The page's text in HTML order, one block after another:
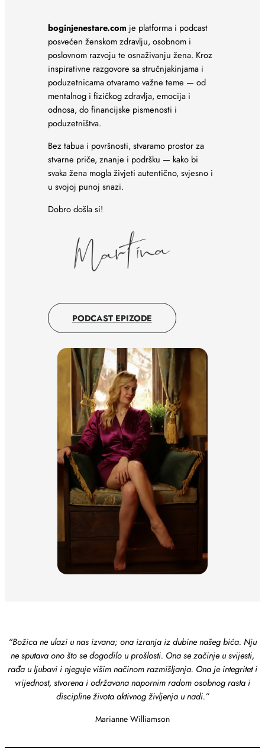
boginjenestare.com je platforma i podcast
posvećen ženskom zdravlju, osobnom i
poslovnom razvoju te osnaživanju žena. Kroz
inspirativne razgovore sa stručnjakinjama i
poduzetnicama otvaramo važne teme — od
mentalnog i fizičkog zdravlja, emocija i
odnosa, do financijske pismenosti i
poduzetništva.
Bez tabua i površnosti, stvaramo prostor za
stvarne priče, znanje i podršku — kako bi
svaka žena mogla živjeti autentično, svjesno i
u svojoj punoj snazi.
Dobro došla si!
PODCAST EPIZODE
“Božica ne ulazi u nas izvana; ona izranja iz dubine našeg bića. Nju
ne sputava ono što se dogodilo u prošlosti. Ona se začinje u svijesti,
rađa u ljubavi i njeguje višim načinom razmišljanja. Ona je integritet i
vrijednost, stvorena i održavana napornim radom osobnog rasta i
discipline života aktivnog življenja u nadi.”
Marianne Williamson